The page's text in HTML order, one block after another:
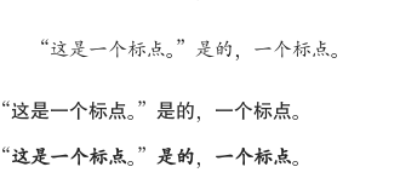
“这是一个标点。
” 是的 一个标点。
“这是一个标点。
” 是的 一个标点。
“这是一个标点。
” 是的 一个标点。